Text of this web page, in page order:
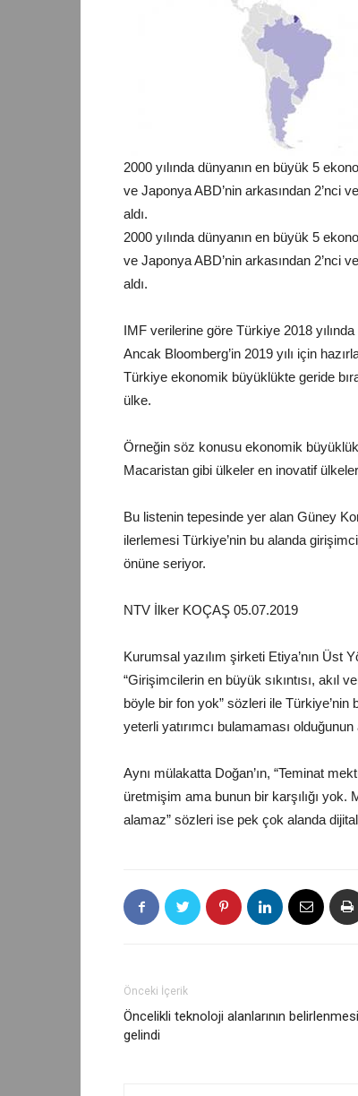
2000 yılında dünyanın en büyük 5
ve Japonya ABD’nin arkasından 2’nci
aldı.
2000 yılında dünyanın en büyük 5
ve Japonya ABD’nin arkasından 2’nci
aldı.
IMF verilerine göre Türkiye 2018
Ancak Bloomberg’in 2019 yılı için
Türkiye ekonomik büyüklükte geride
ülke.
Örneğin söz konusu ekonomik
Macaristan gibi ülkeler en inovatif
Bu listenin tepesinde yer alan Güney
ilerlemesi Türkiye’nin bu alanda
önüne seriyor.
NTV İlker KOÇAŞ 05.07.2019
Kurumsal yazılım şirketi Etiya’nın Üst
“Girişimcilerin en büyük sıkıntısı, akıl
böyle bir fon yok” sözleri ile
yeterli yatırımcı bulamaması olduğunun
Aynı mülakatta Doğan’ın, “Teminat
üretmişim ama bunun bir karşılığı
alamaz” sözleri ise pek çok alanda
Önceki İçerik
Öncelikli teknoloji alanlarının
gelindi